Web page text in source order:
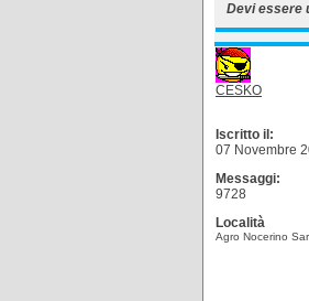
Devi essere
CESKO
Iscritto il:
07 Novembre
Messaggi:
9728
Località
Agro Nocerino